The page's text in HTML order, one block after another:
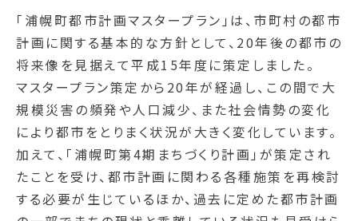
「浦幌町都市計画マスタープラン」は、市町村の都市
計画に関する基本的な方針として、20年後の都市の
将来像を見据えて平成15年度に策定しました。
マスタープラン策定から20年が経過し、この間で大
規模災害の頻発や人口減少、また社会情勢の変化
により都市をとりまく状況が大きく変化しています。
加えて、「浦幌町第4期まちづくり計画」が策定され
たことを受け、都市計画に関わる各種施策を再検討
する必要が生じているほか、過去に定めた都市計画